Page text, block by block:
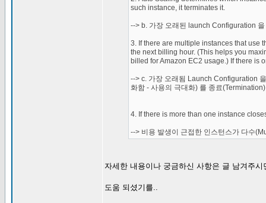
such instance, it terminates it.
--> b. 가장 오래된 launch Configuration
3. If there are multiple instances that use
the next billing hour. (This helps you
billed for Amazon EC2 usage.) If there is
--> c. 가장 오래됨 Launch Configuration
화함 - 사용의 극대화) 를 종료(Termination)
4. If there is more than one instance
--> 비용 발생이 근접한 인스턴스가 다수
자세한 내용이나 궁금하신 사항은 글 남겨주시
도움 되셨기를..